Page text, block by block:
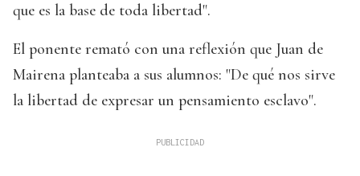
que es la base de toda libertad".
El ponente remató con una reflexión que Juan de
Mairena planteaba a sus alumnos: "De qué nos sirve
la libertad de expresar un pensamiento esclavo".